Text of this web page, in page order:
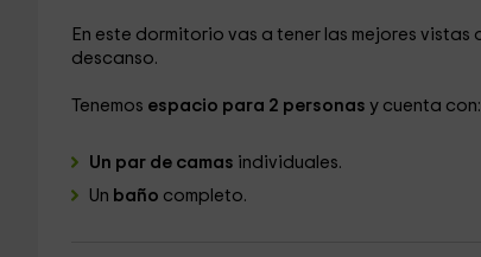
En este dormitorio vas a tener las mejores
descanso.
Tenemos espacio para 2 personas y cuenta con:
Un par de camas individuales.
Un baño completo.